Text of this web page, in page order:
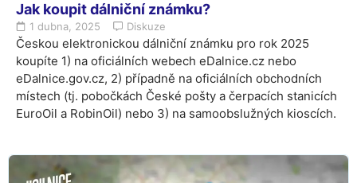
Jak koupit dálniční známku?
1 dubna, 2025 Diskuze
Českou elektronickou dálniční známku pro rok 2025
koupíte 1) na oficiálních webech eDalnice.cz nebo
eDalnice.gov.cz, 2) případně na oficiálních obchodních
místech (tj. pobočkách České pošty a čerpacích stanicích
EuroOil a RobinOil) nebo 3) na samoobslužných kioscích.